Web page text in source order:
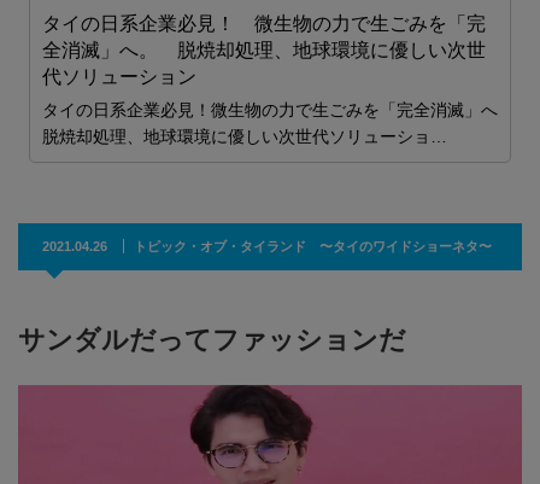
タイの日系企業必見！ 微生物の力で生ごみを「完
全消滅」へ。 脱焼却処理、地球環境に優しい次世
代ソリューション
タイの日系企業必見！微生物の力で生ごみを「完全消滅」へ
脱焼却処理、地球環境に優しい次世代ソリューショ…
2021.04.26 トピック・オブ・タイランド 〜タイのワイドショーネタ〜
サンダルだってファッションだ